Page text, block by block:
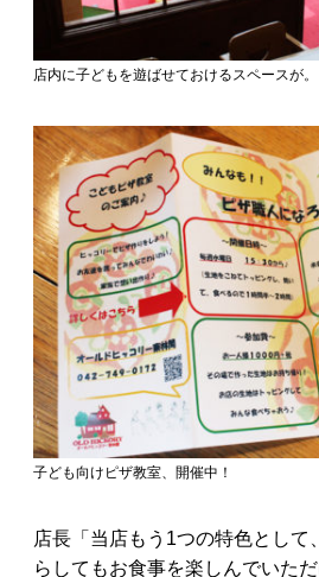
店内に子どもを遊ばせておけるスペースが。
子ども向けピザ教室、開催中！
店長「当店もう1つの特色として
らしてもお食事を楽しんでいた